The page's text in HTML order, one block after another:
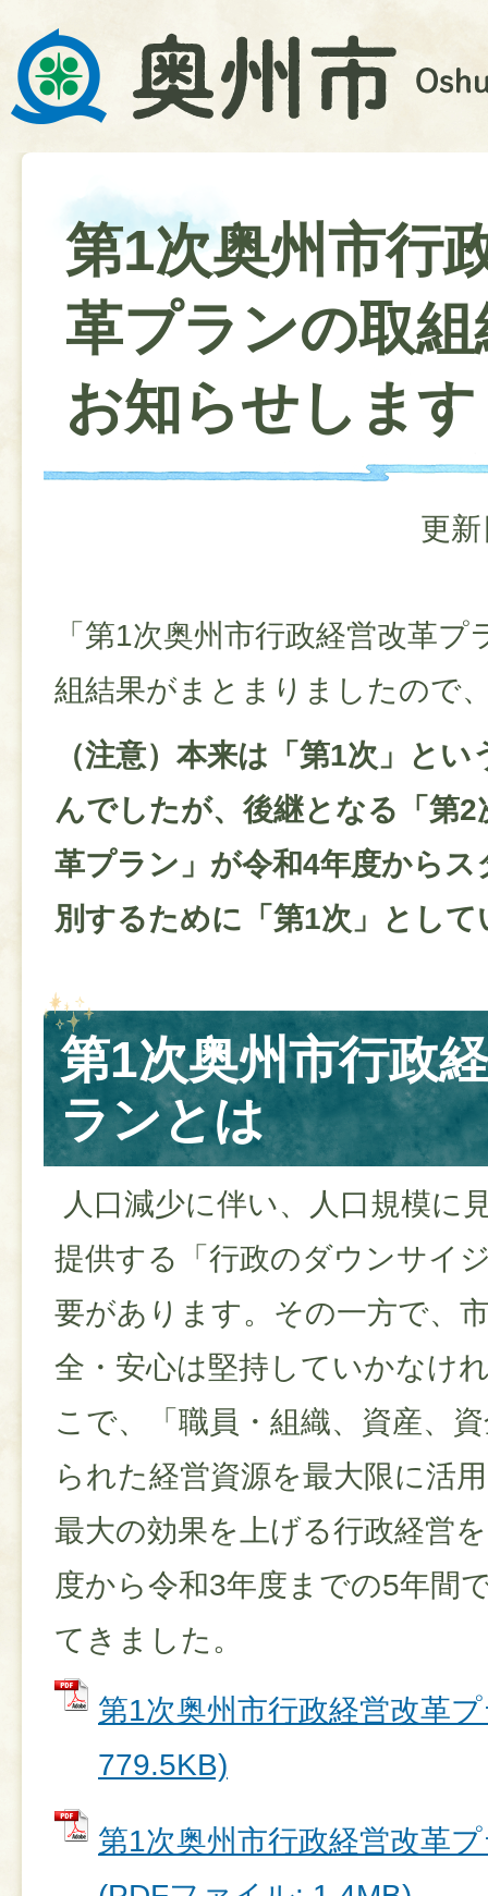
第1次奥州市行
革プランの取
お知らせします
更
「第1次奥州市行政経営改革
組結果がまとまりましたので
（注意）本来は「第1次」と
んでしたが、後継となる「第2
革プラン」が令和4年度から
別するために「第1次」として
第1次奥州市行政
ランとは
人口減少に伴い、人口規模に
提供する「行政のダウンサイ
要があります。その一方で、
全・安心は堅持していかなけ
こで、「職員・組織、資産、
られた経営資源を最大限に活
最大の効果を上げる行政経営
度から令和3年度までの5年間
てきました。
第1次奥州市行政経営改革
779.5KB)
第1次奥州市行政経営改革